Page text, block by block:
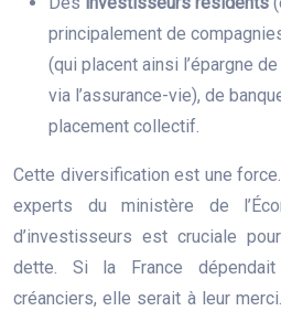
principalement de
(qui placent ainsi l’épargne
via l’assurance-vie), de
placement collectif.
Cette diversification est une
experts du ministère de
d’investisseurs est cruciale
dette. Si la France
créanciers, elle serait à leur